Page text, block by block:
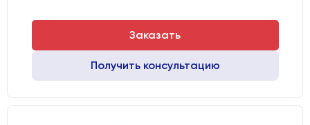
Заказать
Получить консультацию